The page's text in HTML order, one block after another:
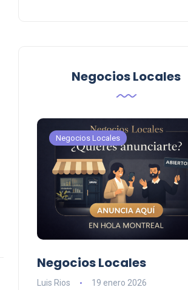
Negocios Locales
Negocios Locales
Negocios Locales
Luis Rios 19 enero 2026